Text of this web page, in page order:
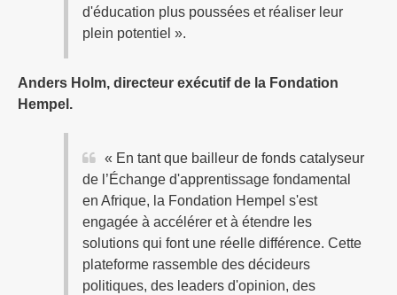
d'éducation plus poussées et réaliser leur
plein potentiel ».
Anders Holm, directeur exécutif de la Fondation
Hempel.
« En tant que bailleur de fonds catalyseur
de l’Échange d'apprentissage fondamental
en Afrique, la Fondation Hempel s'est
engagée à accélérer et à étendre les
solutions qui font une réelle différence. Cette
plateforme rassemble des décideurs
politiques, des leaders d'opinion, des